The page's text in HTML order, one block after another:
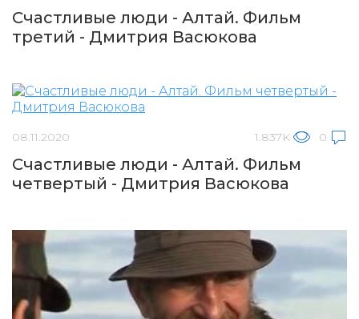
Счастливые люди - Алтай. Фильм
третий - Дмитрия Васюкова
08.11.2020 1.837K 0
Счастливые люди - Алтай. Фильм
четвертый - Дмитрия Васюкова